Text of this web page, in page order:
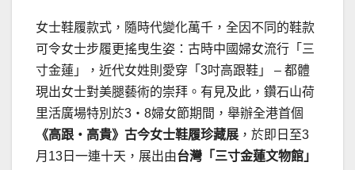
女士鞋履款式，隨時代變化萬千，全因不同的鞋款
可令女士步履更搖曳生姿：古時中國婦女流行「三
寸金蓮」，近代女姓則愛穿「3吋高跟鞋」 – 都體
現出女士對美腿藝術的崇拜。有見及此，鑽石山荷
里活廣場特別於3‧8婦女節期間，舉辦全港首個
《高跟‧高貴》古今女士鞋履珍藏展 ，於即日至3
月13日一連十天，展出由台灣「三寸金蓮文物館」